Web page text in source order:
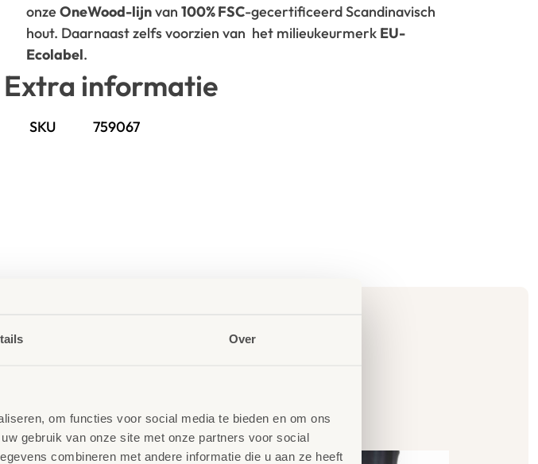
Over
om functies voor social media te bieden en om ons
gebruik van onze site met onze partners voor social
combineren met andere informatie die u aan ze heeft
onze OneWood-lijnvan 100% FSC-gecertificeerd Scandinavisch
hout. Daarnaast zelfs voorzien van het milieukeurmerk EU-
Ecolabel.
Extra informatie
SKU 759067
producten